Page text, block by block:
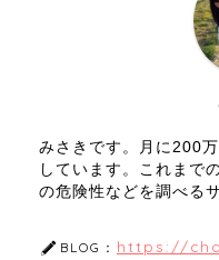
みさきです。月に200
しています。これまで
の危険性などを調べる
BLOG： https://